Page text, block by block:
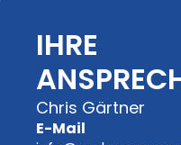
IHRE
Chris Gärtner
E-Mail